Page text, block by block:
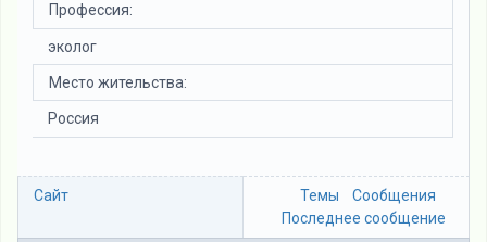
Профессия:
эколог
Место жительства:
Россия
Сайт Темы
Сообщения
Последнее сообщение